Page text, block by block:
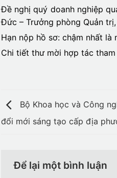
Đề nghị quý doanh nghiệp
Đức – Trưởng phòng Quản
Hạn nộp hồ sơ: chậm nhất là
Chi tiết thư mời hợp tác tham
Bộ Khoa học và Công
đổi mới sáng tạo cấp địa
Để lại một bình luận